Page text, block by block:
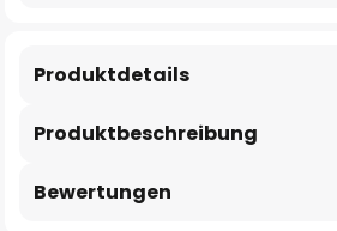
Produktbeschreibung
Produktdetails
Bewertungen